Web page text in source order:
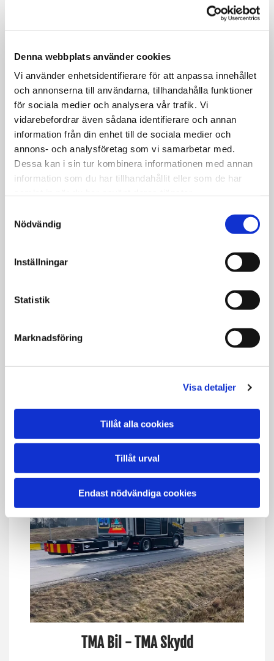
Denna webbplats använder cookies
Vi använder enhetsidentifierare för att anpassa innehållet
och annonserna till användarna, tillhandahålla funktioner
för sociala medier och analysera vår trafik. Vi
vidarebefordrar även sådana identifierare och annan
information från din enhet till de sociala medier och
annons- och analysföretag som vi samarbetar med.
Dessa kan i sin tur kombinera informationen med annan
information som du har tillhandahållit eller som de har
Nödvändig
Inställningar
Statistik
Marknadsföring
Visa detaljer
Tillåt alla cookies
Tillåt urval
Endast nödvändiga cookies
Terrängbärgning Gjensidige försäkring
Har du problem med ditt fordon i Skog & Mark?
Behöver du hjälp och vill hitta närmsta
nära dig och våra erfarna bärgare kommer
snabbt med assistans? Ring oss dygnet runt
året runt i hela Västra Götaland!
TMA Bil - TMA Skydd